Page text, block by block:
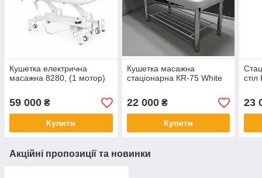
Кушетка електрична
масажна 8280, (1 мотор)
59 000 ₴
Купити
Кушетка масажна
стаціонарна КR-75 White
22 000₴
Купити
23
Акційні пропозиції та новинки